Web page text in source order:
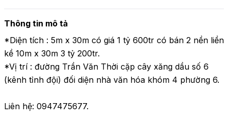
Thông tin mô tả
*Diện tích : 5m x 30m có giá 1 tỷ 600tr có bán 2 nền liền
kề 10m x 30m 3 tỷ 200tr.
*Vị trí : đường Trần Văn Thời cặp cây xăng dầu số 6
(kênh tỉnh đội) đối diện nhà văn hóa khóm 4 phường 6.
Liên hệ: 0947475677.